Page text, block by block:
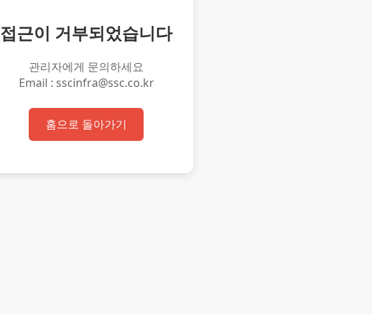
접근이 거부되었습니다
관리자에게 문의하세요
Email : sscinfra@ssc.co.kr
홈으로 돌아가기